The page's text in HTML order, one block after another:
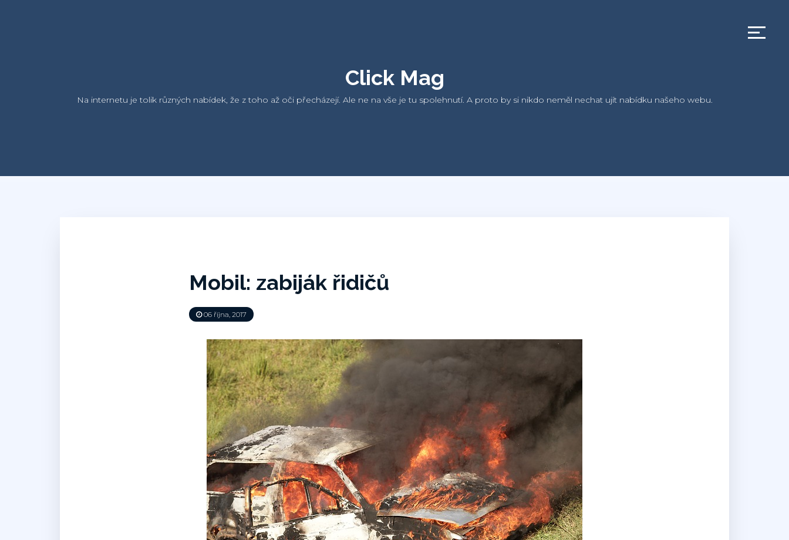
Click Mag
Na internetu je tolik různých nabídek, že z toho až oči přecházejí. Ale ne na vše je tu spolehnutí. A proto by si nikdo neměl nechat ujít nabídku našeho webu.
Mobil: zabiják řidičů
06 října, 2017